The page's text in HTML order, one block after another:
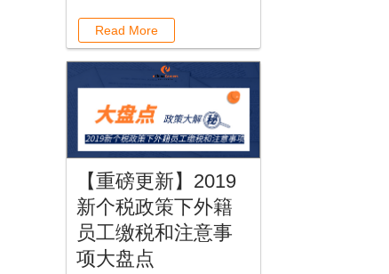
Read More
【重磅更新】2019
新个税政策下外籍
员工缴税和注意事
项大盘点